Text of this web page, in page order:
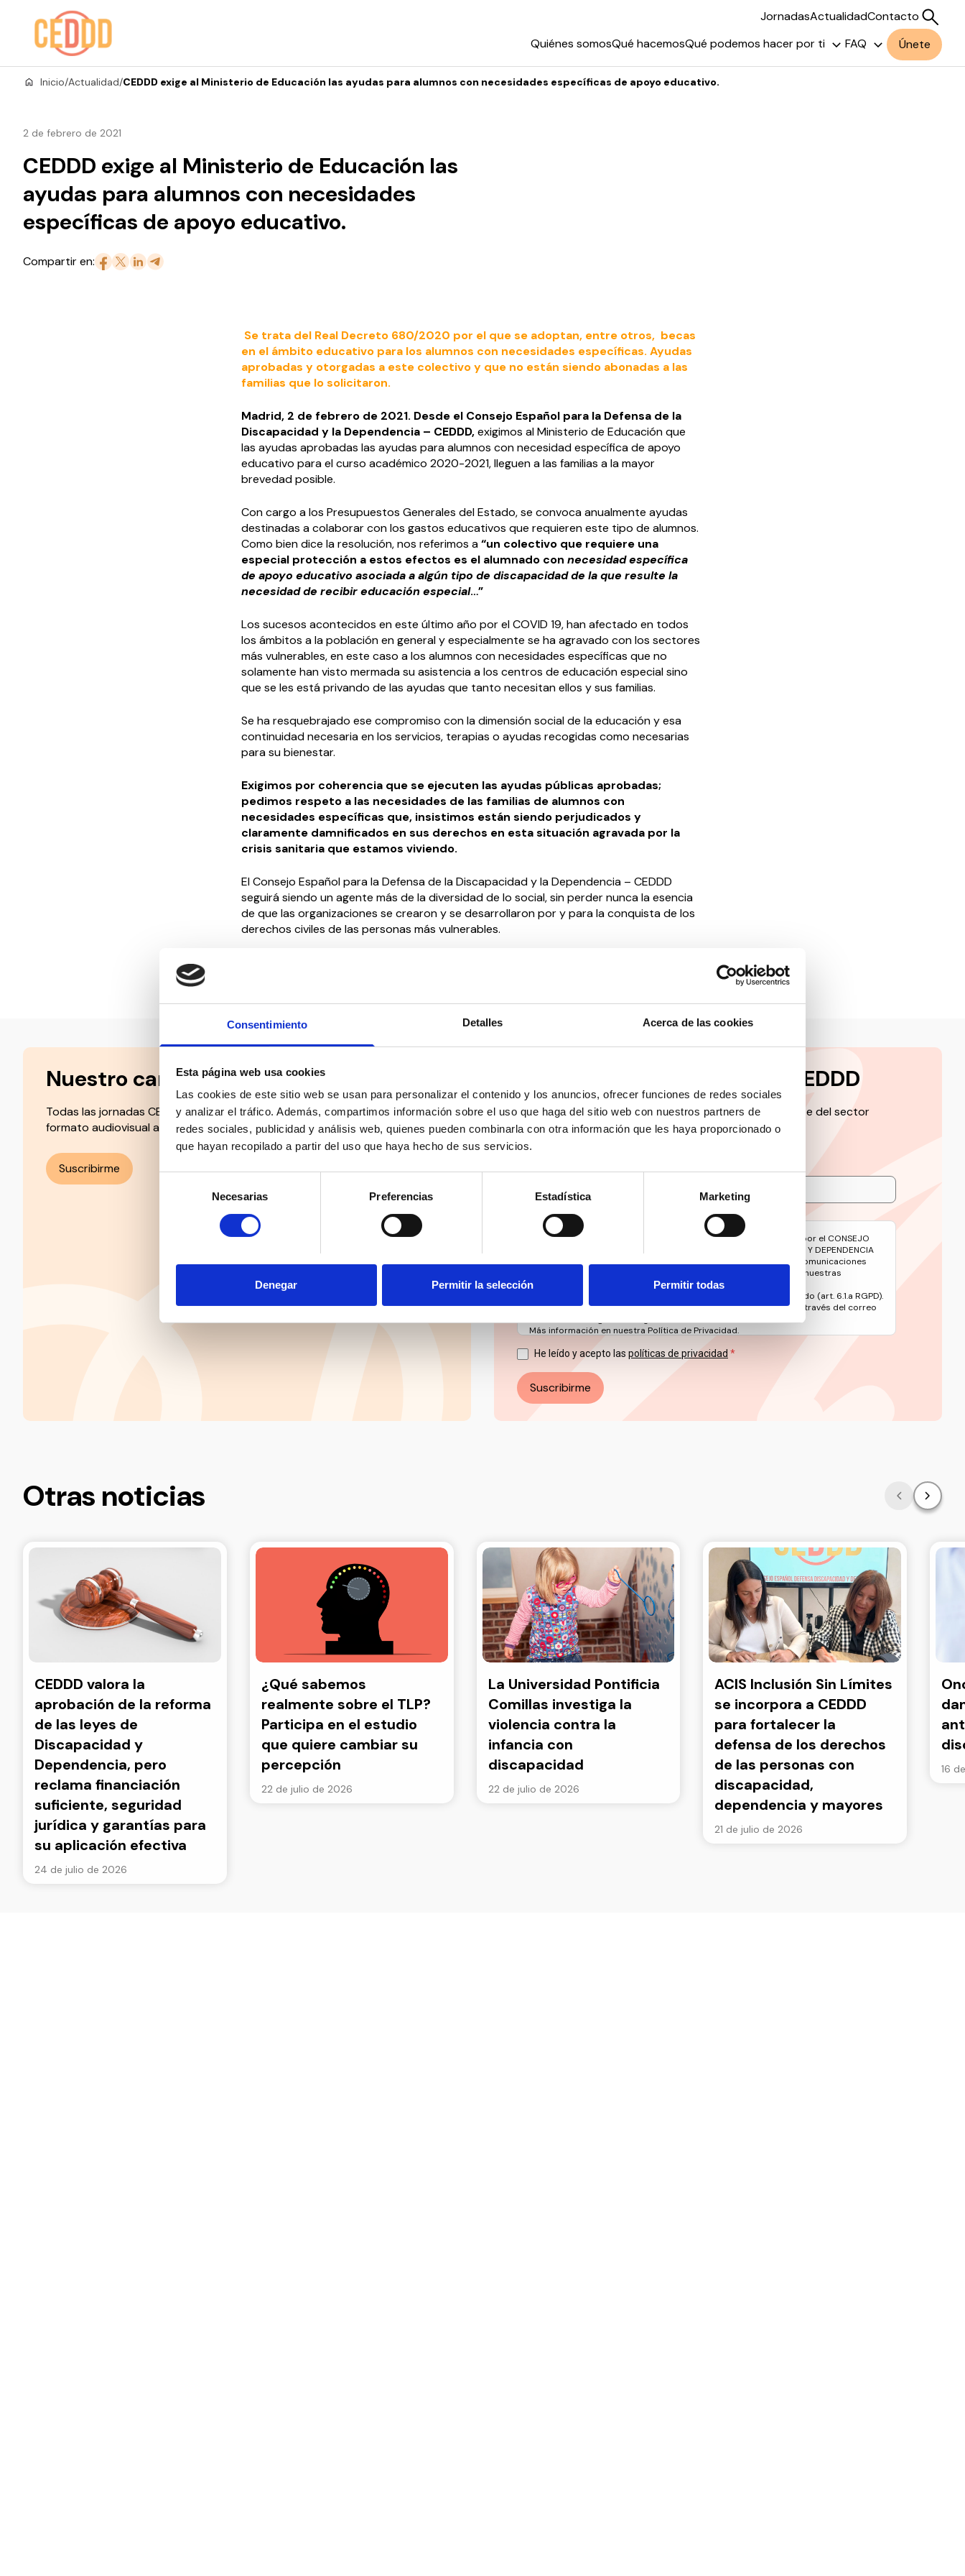
Consentimiento Detalles Acerca de las cookies
Esta página web usa cookies
Las cookies de este sitio web se usan para personalizar el contenido y los anuncios, ofrecer funciones de redes sociales
y analizar el tráfico. Además, compartimos información sobre el uso que haga del sitio web con nuestros partners de
redes sociales, publicidad y análisis web, quienes pueden combinarla con otra información que les haya proporcionado o
que hayan recopilado a partir del uso que haya hecho de sus servicios.
consentimiento
Necesarias Preferencias Estadística Marketing
Denegar Permitir la selección Permitir todas
Saltar al contenido
JornadasActualidadContacto
Quiénes somosQué hacemosQué podemos hacer por ti FAQ Únete
Inicio/Actualidad/CEDDD exige al Ministerio de Educación las ayudas para alumnos con necesidades específicas de apoyo educativo.
2 de febrero de 2021
CEDDD exige al Ministerio de Educación las
ayudas para alumnos con necesidades
específicas de apoyo educativo.
Compartir en:
Se trata del Real Decreto 680/2020 por el que se adoptan, entre otros, becas
en el ámbito educativo para los alumnos con necesidades específicas. Ayudas
aprobadas y otorgadas a este colectivo y que no están siendo abonadas a las
familias que lo solicitaron.
Madrid, 2 de febrero de 2021. Desde el Consejo Español para la Defensa de la
Discapacidad y la Dependencia – CEDDD,exigimos al Ministerio de Educación que
las ayudas aprobadas las ayudas para alumnos con necesidad específica de apoyo
educativo para el curso académico 2020-2021, lleguen a las familias a la mayor
brevedad posible.
Con cargo a los Presupuestos Generales del Estado, se convoca anualmente ayudas
destinadas a colaborar con los gastos educativos que requieren este tipo de alumnos.
Como bien dice la resolución, nos referimos a“un colectivo que requiere una
especial protección a estos efectos es el alumnado con necesidad específica
de apoyo educativo asociada a algún tipo de discapacidad de la que resulte la
necesidad de recibir educación especial…”
Los sucesos acontecidos en este último año por el COVID 19, han afectado en todos
los ámbitos a la población en general y especialmente se ha agravado con los sectores
más vulnerables, en este caso a los alumnos con necesidades específicas que no
solamente han visto mermada su asistencia a los centros de educación especial sino
que se les está privando de las ayudas que tanto necesitan ellos y sus familias.
Se ha resquebrajado ese compromiso con la dimensión social de la educación y esa
continuidad necesaria en los servicios, terapias o ayudas recogidas como necesarias
para su bienestar.
Exigimos por coherencia que se ejecuten las ayudas públicas aprobadas;
pedimos respeto a las necesidades de las familias de alumnos con
necesidades específicas que, insistimos están siendo perjudicados y
claramente damnificados en sus derechos en esta situación agravada por la
crisis sanitaria que estamos viviendo.
El Consejo Español para la Defensa de la Discapacidad y la Dependencia – CEDDD
seguirá siendo un agente más de la diversidad de lo social, sin perder nunca la esencia
de que las organizaciones se crearon y se desarrollaron por y para la conquista de los
derechos civiles de las personas más vulnerables.
Nuestro canal de Youtube
Todas las jornadas CEDDD, el podcast ‘El Rincón Social’ y mucho más en
formato audiovisual a un solo clic.
Suscribirme
Suscríbete a la newsletter CEDDD
Mantente siempre al día de la información más relevante del sector
social en un solo clic.
Los datos facilitados a través de este formulario serán tratados por el CONSEJO
ESPAÑOL PARA LA DEFENSA DE LAS PERSONAS CON DISCAPACIDAD Y DEPENDENCIA
(CEDDD), con la finalidad de gestionar su suscripción y remitirle comunicaciones
informativas, novedades, noticias y contenidos relacionados con nuestras
actividades y servicios.
La base jurídica del tratamiento es el consentimiento del interesado (art. 6.1.a RGPD).
Puede ejercer sus derechos en materia de protección de datos a través del correo
Más información en nuestra Política de Privacidad.
He leído y acepto las políticas de privacidad
Suscribirme
Otras noticias
CEDDD valora la
aprobación de la reforma
de las leyes de
Discapacidad y
Dependencia, pero
reclama financiación
suficiente, seguridad
jurídica y garantías para
su aplicación efectiva
24 de julio de 2026
¿Qué sabemos
realmente sobre el TLP?
Participa en el estudio
que quiere cambiar su
percepción
22 de julio de 2026
La Universidad Pontificia
Comillas investiga la
violencia contra la
infancia con
discapacidad
22 de julio de 2026
ACIS Inclusión Sin Límites
se incorpora a CEDDD
para fortalecer la
defensa de los derechos
de las personas con
discapacidad,
dependencia y mayores
21 de julio de 2026
16